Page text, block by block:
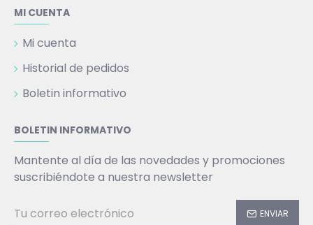
MI CUENTA
Mi cuenta
Historial de pedidos
Boletin informativo
BOLETIN INFORMATIVO
Mantente al día de las novedades y promociones
suscribiéndote a nuestra newsletter
ENVIAR